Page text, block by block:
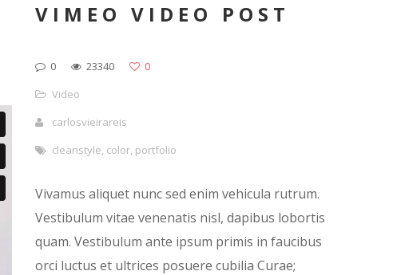
VIMEO VIDEO POST
0 23340
0
Video
carlosvieirareis
cleanstyle, color, portfolio
Vivamus aliquet nunc sed enim vehicula rutrum.
Vestibulum vitae venenatis nisl, dapibus lobortis
quam. Vestibulum ante ipsum primis in faucibus
orci luctus et ultrices posuere cubilia Curae;